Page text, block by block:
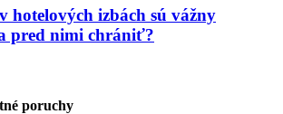
hotelových izbách sú vážny
pred nimi chrániť?
poruchy